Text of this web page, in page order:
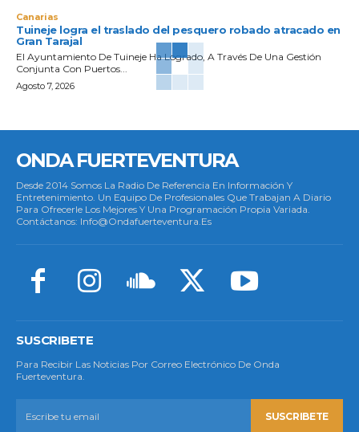
Canarias
Tuineje logra el traslado del pesquero robado atracado en
Gran Tarajal
El Ayuntamiento De Tuineje Ha Logrado, A Través De Una Gestión
Conjunta Con Puertos...
Agosto 7, 2026
ONDA FUERTEVENTURA
Desde 2014 Somos La Radio De Referencia En Información Y
Entretenimiento. Un Equipo De Profesionales Que Trabajan A Diario
Para Ofrecerle Los Mejores Y Una Programación Propia Variada.
Contáctanos: Info@ondafuerteventura.es
SUSCRIBETE
Para Recibir Las Noticias Por Correo Electrónico De Onda
Fuerteventura.
SUSCRIBETE